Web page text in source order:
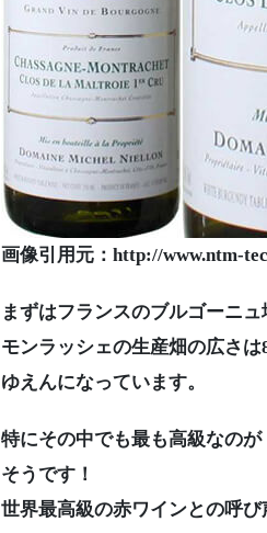
画像引用元：http://www.ntm-
まずはフランスのブルゴーニ
モンラッシェの生産畑の広さ
ゆえんになっています。
特にその中でも最も高級なのが
そうです！
世界最高級の赤ワインとの呼